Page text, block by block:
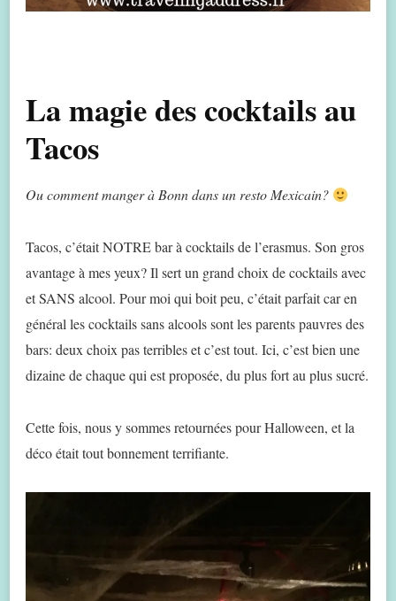
La magie des cocktails au
Tacos
Ou comment manger à Bonn dans un resto Mexicain?
Tacos, c’était NOTRE bar à cocktails de l’erasmus. Son gros
avantage à mes yeux? Il sert un grand choix de cocktails avec
et SANS alcool. Pour moi qui boit peu, c’était parfait car en
général les cocktails sans alcools sont les parents pauvres des
bars: deux choix pas terribles et c’est tout. Ici, c’est bien une
dizaine de chaque qui est proposée, du plus fort au plus sucré.
Cette fois, nous y sommes retournées pour Halloween, et la
déco était tout bonnement terrifiante.